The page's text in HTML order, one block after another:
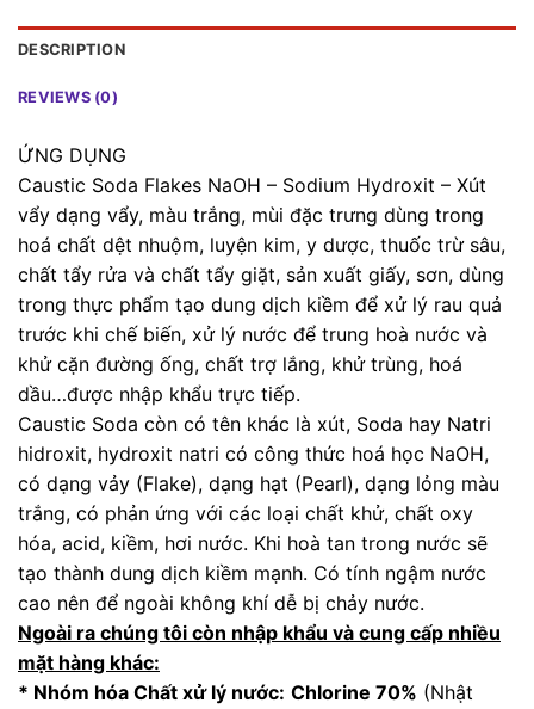
DESCRIPTION
REVIEWS (0)
ỨNG DỤNG
Caustic Soda Flakes NaOH – Sodium Hydroxit – Xút
vẩy dạng vẩy, màu trắng, mùi đặc trưng dùng trong
hoá chất dệt nhuộm, luyện kim, y dược, thuốc trừ sâu,
chất tẩy rửa và chất tẩy giặt, sản xuất giấy, sơn, dùng
trong thực phẩm tạo dung dịch kiềm để xử lý rau quả
trước khi chế biến, xử lý nước để trung hoà nước và
khử cặn đường ống, chất trợ lắng, khử trùng, hoá
dầu…được nhập khẩu trực tiếp.
Caustic Soda còn có tên khác là xút, Soda hay Natri
hidroxit, hydroxit natri có công thức hoá học NaOH,
có dạng vảy (Flake), dạng hạt (Pearl), dạng lỏng màu
trắng, có phản ứng với các loại chất khử, chất oxy
hóa, acid, kiềm, hơi nước. Khi hoà tan trong nước sẽ
tạo thành dung dịch kiềm mạnh. Có tính ngậm nước
cao nên để ngoài không khí dễ bị chảy nước.
Ngoài ra chúng tôi còn nhập khẩu và cung cấp nhiều
mặt hàng khác:
* Nhóm hóa Chất xử lý nước: Chlorine 70% (Nhật